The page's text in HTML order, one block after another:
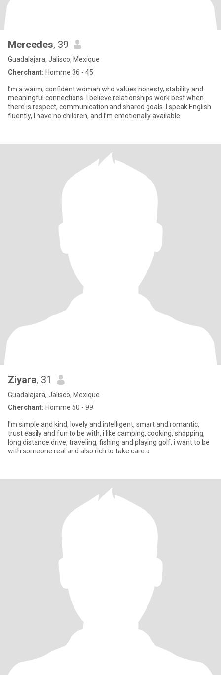
Mercedes, 39
Guadalajara, Jalisco, Mexique
Cherchant: Homme 36 - 45
I’m a warm, confident woman who values honesty, stability and
meaningful connections. I believe relationships work best when
there is respect, communication and shared goals. I speak English
fluently, I have no children, and I’m emotionally available
Ziyara, 31
Guadalajara, Jalisco, Mexique
Cherchant: Homme 50 - 99
I'm simple and kind, lovely and intelligent, smart and romantic,
trust easily and fun to be with, i like camping, cooking, shopping,
long distance drive, traveling, fishing and playing golf, i want to be
with someone real and also rich to take care o